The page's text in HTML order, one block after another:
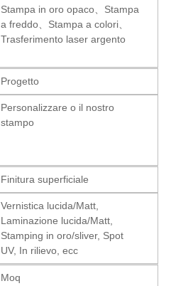
Stampa in oro opaco、Stampa
a freddo、Stampa a colori、
Trasferimento laser argento
Progetto
Personalizzare o il nostro
stampo
Finitura superficiale
Vernistica lucida/Matt,
Laminazione lucida/Matt,
Stamping in oro/sliver, Spot
UV, In rilievo, ecc
Moq